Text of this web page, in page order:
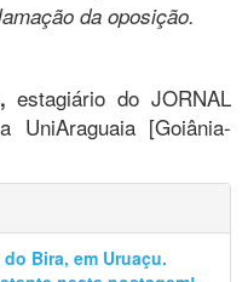
da oposição.
estagiário do JORNAL
UniAraguaia [Goiânia-
Bira, em Uruaçu.